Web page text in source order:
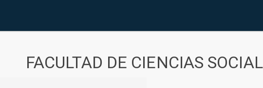
FACULTAD DE CIENCIAS